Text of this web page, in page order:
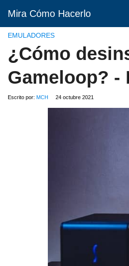
Mira Cómo Hacerlo
EMULADORES
¿Cómo
Gameloop? -
Escrito por: MCH 24 octubre 2021